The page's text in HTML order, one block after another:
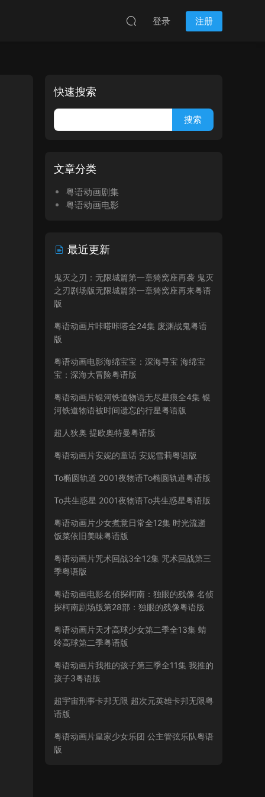
登录 注册
快速搜索
文章分类
粤语动画剧集
粤语动画电影
最近更新
鬼灭之刃：无限城篇第一章猗窝座再袭 鬼灭
之刃剧场版无限城篇第一章猗窝座再来粤语
版
粤语动画片咔嗒咔嗒全24集 废渊战鬼粤语
版
粤语动画电影海绵宝宝：深海寻宝 海绵宝
宝：深海大冒险粤语版
粤语动画片银河铁道物语无尽星痕全4集 银
河铁道物语被时间遗忘的行星粤语版
超人狄奥 提欧奥特曼粤语版
粤语动画片安妮的童话 安妮雪莉粤语版
To椭圆轨道 2001夜物语To椭圆轨道粤语版
To共生惑星 2001夜物语To共生惑星粤语版
粤语动画片少女煮意日常全12集 时光流逝
饭菜依旧美味粤语版
粤语动画片咒术回战3全12集 咒术回战第三
季粤语版
粤语动画电影名侦探柯南：独眼的残像 名侦
探柯南剧场版第28部：独眼的残像粤语版
粤语动画片天才高球少女第二季全13集 蜻
蛉高球第二季粤语版
粤语动画片我推的孩子第三季全11集 我推的
孩子3粤语版
超宇宙刑事卡邦无限 超次元英雄卡邦无限粤
语版
粤语动画片皇家少女乐团 公主管弦乐队粤语
版